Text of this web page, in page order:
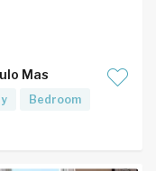
Mas
Bedroom